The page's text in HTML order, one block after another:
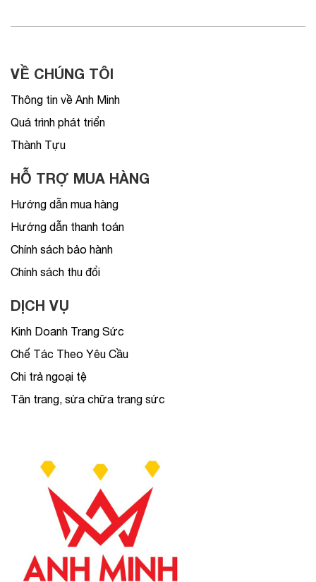
VỀ CHÚNG TÔI
Thông tin về Anh Minh
Quá trình phát triển
Thành Tựu
HỖ TRỢ MUA HÀNG
Hướng dẫn mua hàng
Hướng dẫn thanh toán
Chính sách bảo hành
Chính sách thu đổi
DỊCH VỤ
Kinh Doanh Trang Sức
Chế Tác Theo Yêu Cầu
Chi trả ngoại tệ
Tân trang, sửa chữa trang sức